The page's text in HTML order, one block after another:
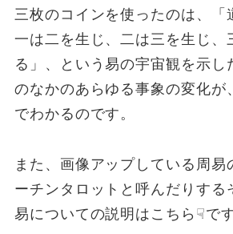
三枚のコインを使ったのは、「
一は二を生じ、二は三を生じ、
る」、という易の宇宙観を示し
のなかのあらゆる事象の変化が
でわかるのです。
また、画像アップしている周易
ーチンタロットと呼んだりする
易についての説明はこちら☟です